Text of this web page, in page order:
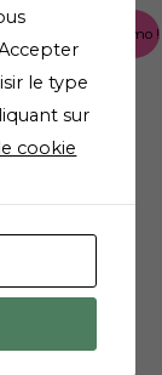
Promo !
MINERALE
:
€.
prix
actuel
est :
12,60 €.
le type
sur
cookie